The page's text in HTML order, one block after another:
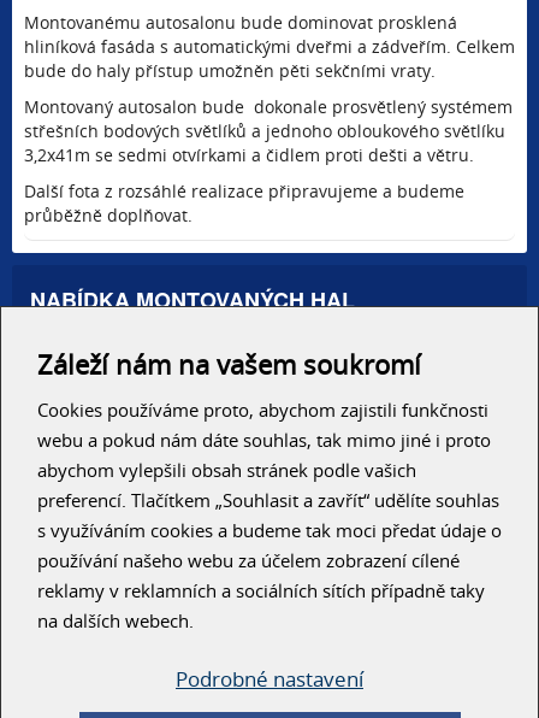
Montovanému autosalonu bude dominovat prosklená
hliníková fasáda s automatickými dveřmi a zádveřím. Celkem
bude do haly přístup umožněn pěti sekčními vraty.
Montovaný autosalon bude dokonale prosvětlený systémem
střešních bodových světlíků a jednoho obloukového světlíku
3,2x41m se sedmi otvírkami a čidlem proti dešti a větru.
Další fota z rozsáhlé realizace připravujeme a budeme
průběžně doplňovat.
NABÍDKA MONTOVANÝCH HAL
Autosalony, servisy
Skladové haly
Zemědělské haly
Konzolové regály
RYCHLÝ KONTAKT
Záleží nám na vašem soukromí
Cookies používáme proto, abychom zajistili funkčnosti
webu a pokud nám dáte souhlas, tak mimo jiné i proto
abychom vylepšili obsah stránek podle vašich
preferencí. Tlačítkem „Souhlasit a zavřít“ udělíte souhlas
s využíváním cookies a budeme tak moci předat údaje o
používání našeho webu za účelem zobrazení cílené
reklamy v reklamních a sociálních sítích případně taky
na dalších webech.
Podrobné nastavení